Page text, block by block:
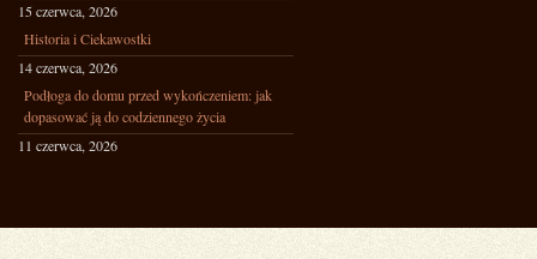
15 czerwca, 2026
Historia i Ciekawostki
14 czerwca, 2026
Podłoga do domu przed wykończeniem: jak
dopasować ją do codziennego życia
11 czerwca, 2026